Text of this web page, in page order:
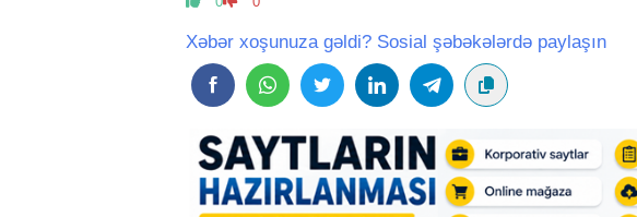
Xəbər xoşunuza gəldi? Sosial şəbəkələrdə paylaşın